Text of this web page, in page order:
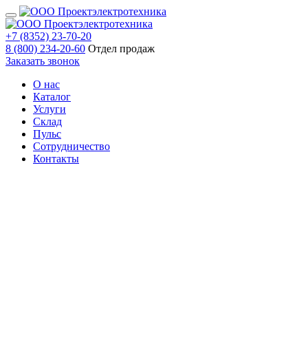
+7 (8352) 23-70-20
8 (800) 234-20-60 Отдел продаж
Заказать звонок
О нас
Каталог
Услуги
Склад
Пульс
Сотрудничество
Контакты